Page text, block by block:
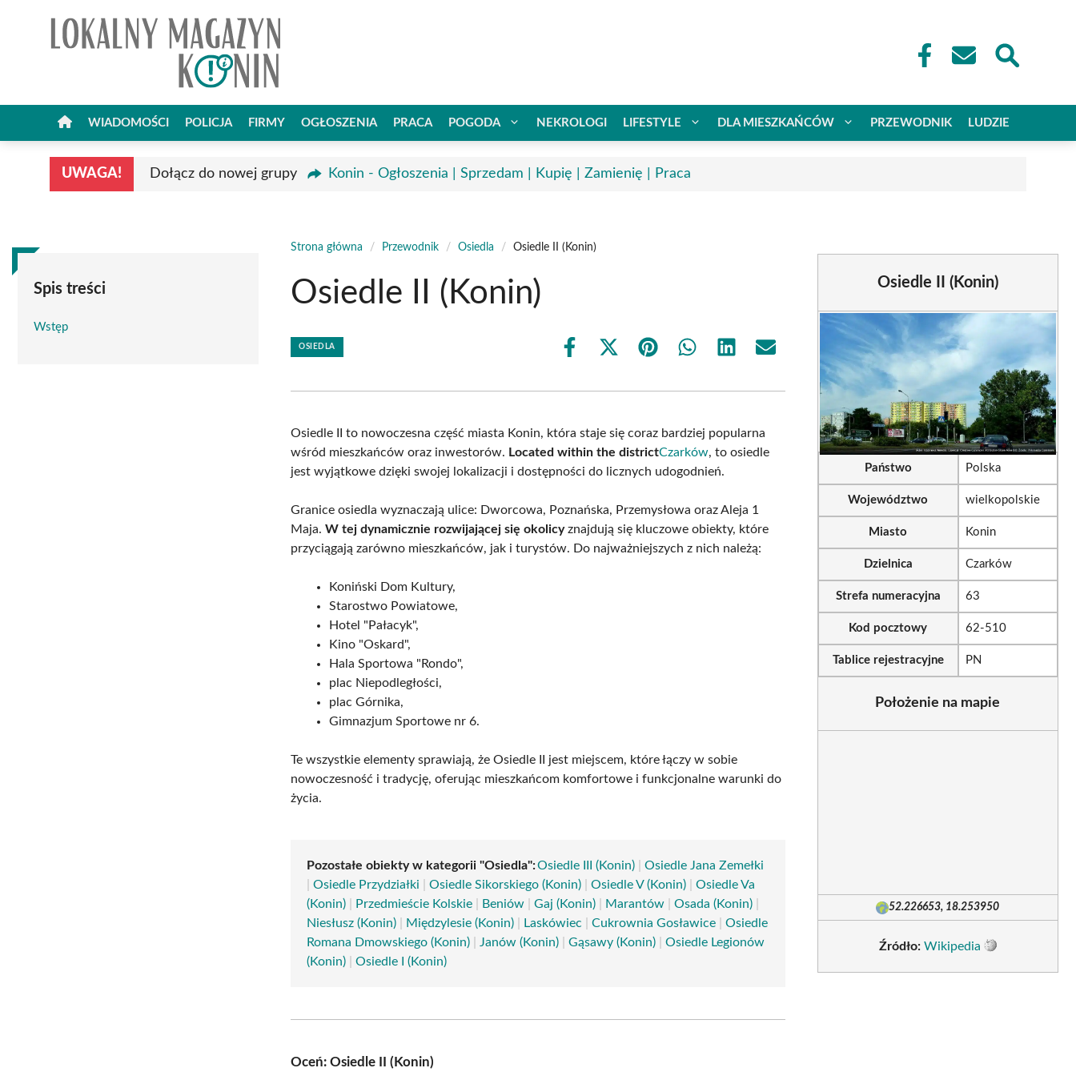
WIADOMOŚCI POLICJA FIRMY OGŁOSZENIA PRACA POGODA NEKROLOGI LIFESTYLE DLA MIESZKAŃCÓW PRZEWODNIK LUDZIE
UWAGA! Dołącz do nowej grupy Konin - Ogłoszenia | Sprzedam | Kupię | Zamienię | Praca
Spis treści
Wstęp
Strona główna / Przewodnik / Osiedla / Osiedle II (Konin)
Osiedle II (Konin)
OSIEDLA
Share
Share
(Twitter)
Share Share Share Share
Osiedle II to nowoczesna część miasta Konin, która staje się coraz bardziej popularna
wśród mieszkańców oraz inwestorów. Located within the districtCzarków, to osiedle
jest wyjątkowe dzięki swojej lokalizacji i dostępności do licznych udogodnień.
Granice osiedla wyznaczają ulice: Dworcowa, Poznańska, Przemysłowa oraz Aleja 1
Maja.W tej dynamicznie rozwijającej się okolicyznajdują się kluczowe obiekty, które
przyciągają zarówno mieszkańców, jak i turystów. Do najważniejszych z nich należą:
Koniński Dom Kultury,
Starostwo Powiatowe,
Hotel "Pałacyk",
Kino "Oskard",
Hala Sportowa "Rondo",
plac Niepodległości,
plac Górnika,
Gimnazjum Sportowe nr 6.
Te wszystkie elementy sprawiają, że Osiedle II jest miejscem, które łączy w sobie
nowoczesność i tradycję, oferując mieszkańcom komfortowe i funkcjonalne warunki do
życia.
Pozostałe obiekty w kategorii "Osiedla":Osiedle III (Konin) |Osiedle Jana Zemełki
|Osiedle Przydziałki |Osiedle Sikorskiego (Konin) |Osiedle V (Konin) |Osiedle Va
(Konin)
Przedmieście Kolskie Beniów |Gaj (Konin) Marantów |Osada (Konin)
Niesłusz (Konin)
Międzylesie (Konin) Laskówiec |Cukrownia Gosławice |Osiedle
Romana Dmowskiego (Konin)
Janów (Konin) |Gąsawy (Konin) |Osiedle Legionów
(Konin) |Osiedle I (Konin)
Oceń: Osiedle II (Konin)
Osiedle II (Konin)
Państwo Polska
Województwo wielkopolskie
Miasto Konin
Dzielnica Czarków
Strefa numeracyjna 63
Kod pocztowy 62-510
Tablice rejestracyjne PN
Położenie na mapie
52.226653, 18.253950
Źródło: Wikipedia